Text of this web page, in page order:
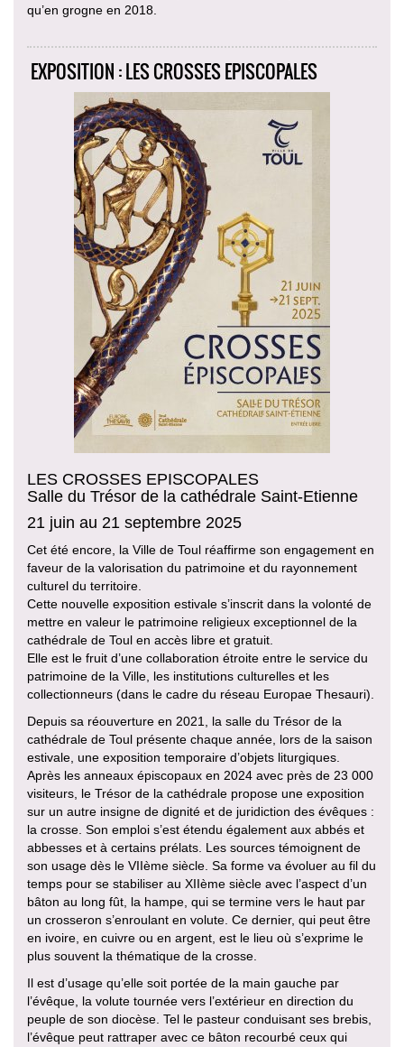
qu’en grogne en 2018.
EXPOSITION : LES CROSSES EPISCOPALES
LES CROSSES EPISCOPALES
Salle du Trésor de la cathédrale Saint-Etienne
21 juin au 21 septembre 2025
Cet été encore, la Ville de Toul réaffirme son engagement en
faveur de la valorisation du patrimoine et du rayonnement
culturel du territoire.
Cette nouvelle exposition estivale s’inscrit dans la volonté de
mettre en valeur le patrimoine religieux exceptionnel de la
cathédrale de Toul en accès libre et gratuit.
Elle est le fruit d’une collaboration étroite entre le service du
patrimoine de la Ville, les institutions culturelles et les
collectionneurs (dans le cadre du réseau Europae Thesauri).
Depuis sa réouverture en 2021, la salle du Trésor de la
cathédrale de Toul présente chaque année, lors de la saison
estivale, une exposition temporaire d’objets liturgiques.
Après les anneaux épiscopaux en 2024 avec près de 23 000
visiteurs, le Trésor de la cathédrale propose une exposition
sur un autre insigne de dignité et de juridiction des évêques :
la crosse. Son emploi s’est étendu également aux abbés et
abbesses et à certains prélats. Les sources témoignent de
son usage dès le VIIème siècle. Sa forme va évoluer au fil du
temps pour se stabiliser au XIIème siècle avec l’aspect d’un
bâton au long fût, la hampe, qui se termine vers le haut par
un crosseron s’enroulant en volute. Ce dernier, qui peut être
en ivoire, en cuivre ou en argent, est le lieu où s’exprime le
plus souvent la thématique de la crosse.
Il est d’usage qu’elle soit portée de la main gauche par
l’évêque, la volute tournée vers l’extérieur en direction du
peuple de son diocèse. Tel le pasteur conduisant ses brebis,
l’évêque peut rattraper avec ce bâton recourbé ceux qui